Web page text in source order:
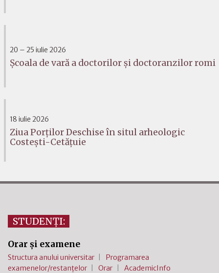
20 – 25 iulie 2026
Școala de vară a doctorilor și doctoranzilor romi
18 iulie 2026
Ziua Porților Deschise în situl arheologic
Costești-Cetățuie
STUDENȚI:
Orar și examene
Structura anului universitar
Programarea
examenelor/restanțelor
Orar AcademicInfo